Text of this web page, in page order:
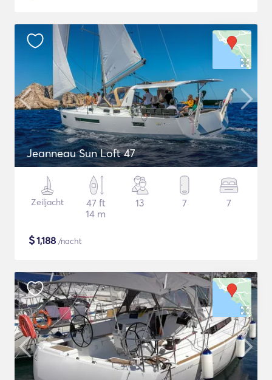
Jeanneau Sun Loft 47
Zeiljacht
47 ft
14 m
13 7 7
$1,188 /nacht